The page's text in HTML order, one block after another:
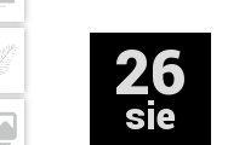
26
sie